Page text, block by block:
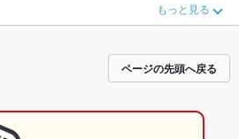
ご紹介しているので安心！24時間使える簡単
拡大中です。友達どうしの飲み会にも、会社
もっと見る
ページの先頭へ戻る